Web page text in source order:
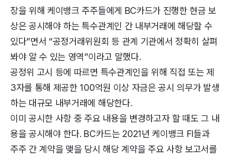
장을 위해 케이뱅크 주주들에게 BC카드가 진행한 현금 보
상은 공시해야 하는 특수관계인 간 내부거래에 해당할 수
있다”면서 “공정거래위원회 등 관계 기관에서 정확히 살펴
봐야 알 수 있는 영역”이라고 말했다.
공정위 고시 등에 따르면 특수관계인을 위해 직접 또는 제
3자를 통해 제공한 100억원 이상 자금은 공시 의무가 발생
하는 대규모 내부거래에 해당한다.
이미 공시한 사항 중 주요 내용을 변경하고자 할 때도 그 내
용을 공시해야 한다. BC카드는 2021년 케이뱅크 FI들과
주주 간 계약을 맺을 당시 해당 계약을 주요 사항 보고서를